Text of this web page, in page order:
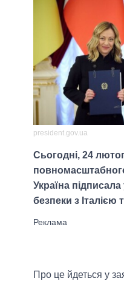
president.gov.ua
Сьогодні, 24
Україна підписала
безпеки з Італією
Про це йдеться у